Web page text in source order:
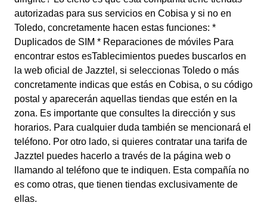
autorizadas para sus servicios en Cobisa y si no en
Toledo, concretamente hacen estas funciones: *
Duplicados de SIM * Reparaciones de móviles Para
encontrar estos esTablecimientos puedes buscarlos en
la web oficial de Jazztel, si seleccionas Toledo o más
concretamente indicas que estás en Cobisa, o su código
postal y aparecerán aquellas tiendas que estén en la
zona. Es importante que consultes la dirección y sus
horarios. Para cualquier duda también se mencionará el
teléfono. Por otro lado, si quieres contratar una tarifa de
Jazztel puedes hacerlo a través de la página web o
llamando al teléfono que te indiquen. Esta compañía no
es como otras, que tienen tiendas exclusivamente de
ellas.